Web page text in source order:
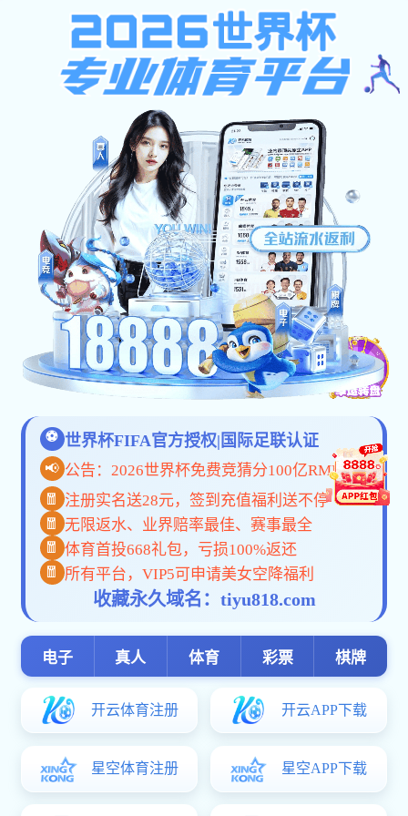
计算胜平负计算器